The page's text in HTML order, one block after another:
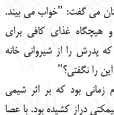
می گفت: "خواب می بیند.
هیچگاه غذای کافی برای
پدرش را از شیروانی خانه
را نگفتی؟"
زمانی بود که بر اثر شیمی
دراز کشیده بود. با عصا